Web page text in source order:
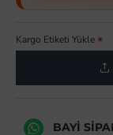
Kargo Etiketi Yükle
BAYI